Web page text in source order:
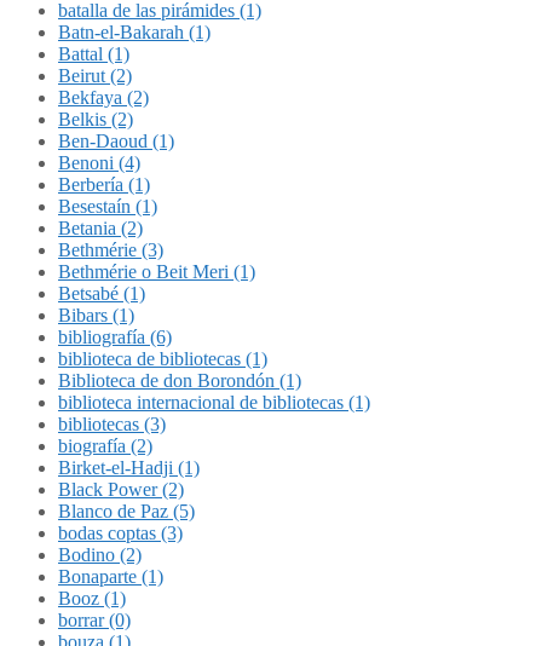
batalla de las pirámides (1)
Batn-el-Bakarah (1)
Battal (1)
Beirut (2)
Bekfaya (2)
Belkis (2)
Ben-Daoud (1)
Benoni (4)
Berbería (1)
Besestaín (1)
Betania (2)
Bethmérie (3)
Bethmérie o Beit Meri (1)
Betsabé (1)
Bibars (1)
bibliografía (6)
biblioteca de bibliotecas (1)
Biblioteca de don Borondón (1)
biblioteca internacional de bibliotecas (1)
bibliotecas (3)
biografía (2)
Birket-el-Hadji (1)
Black Power (2)
Blanco de Paz (5)
bodas coptas (3)
Bodino (2)
Bonaparte (1)
Booz (1)
borrar (0)
bouza (1)